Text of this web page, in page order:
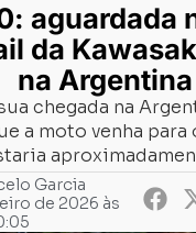
aguardada
da
na Argentina
chegada na
a moto venha para
Garcia
de 2026 às